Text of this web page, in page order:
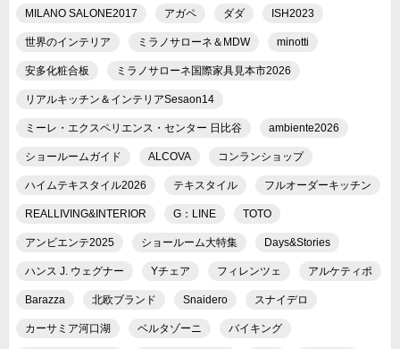
MILANO SALONE2017 アガペ ダダ ISH2023
世界のインテリア ミラノサローネ＆MDW minotti
安多化粧合板 ミラノサローネ国際家具見本市2026
リアルキッチン＆インテリアSesaon14
ミーレ・エクスペリエンス・センター 日比谷 ambiente2026
ショールームガイド ALCOVA コンランショップ
ハイムテキスタイル2026 テキスタイル フルオーダーキッチン
REALLIVING&INTERIOR G：LINE TOTO
アンビエンテ2025 ショールーム大特集 Days&Stories
ハンス J. ウェグナー Yチェア フィレンツェ アルケティポ
Barazza 北欧ブランド Snaidero スナイデロ
カーサミア河口湖 ベルタゾーニ バイキング